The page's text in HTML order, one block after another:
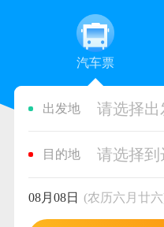
汽车票
出发地 请选择出
目的地 请选择到
08月08日 (农历六月廿